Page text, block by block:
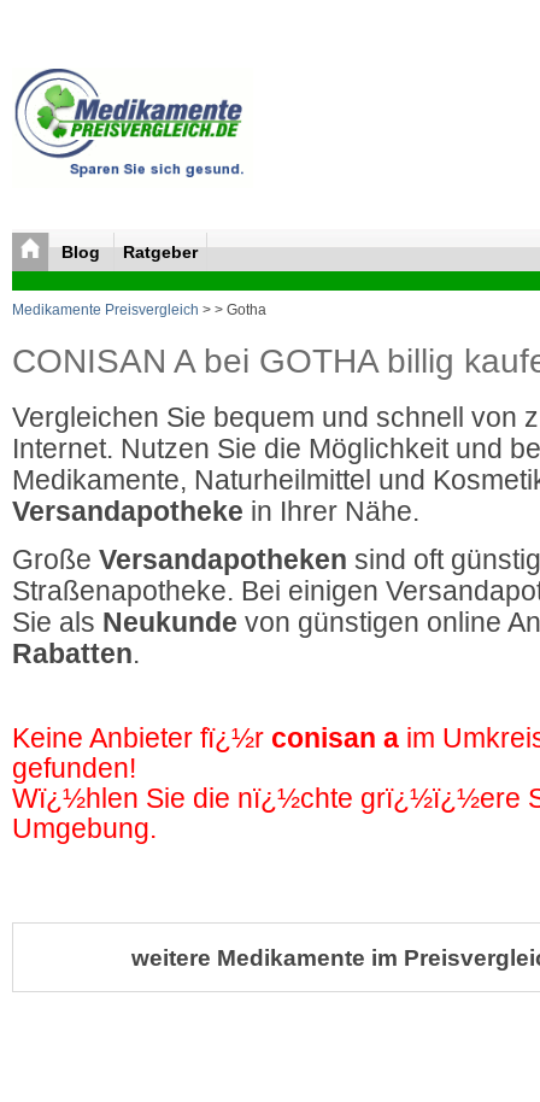
Blog Ratgeber
Medikamente Preisvergleich > > Gotha
CONISAN A bei GOTHA billig
Vergleichen Sie bequem und schnell von
Internet. Nutzen Sie die Möglichkeit und
Medikamente, Naturheilmittel und
Versandapotheke in Ihrer Nähe.
Große Versandapotheken sind oft
Straßenapotheke. Bei einigen
Sie als Neukunde von günstigen online
Rabatten.
Keine Anbieter fï¿½r conisan a im
gefunden!
Wï¿½hlen Sie die nï¿½chte grï¿½ï¿½ere
Umgebung.
weitere Medikamente im